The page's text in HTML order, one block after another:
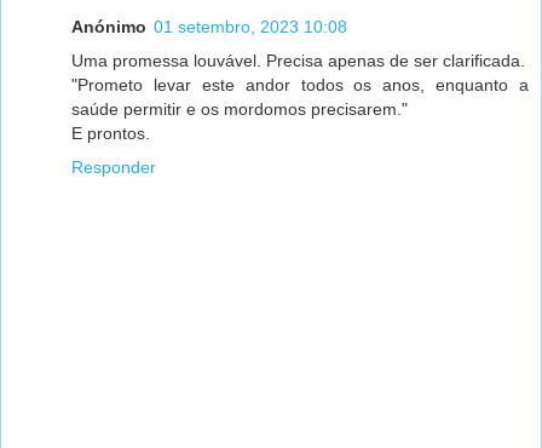
Anónimo 01 setembro, 2023 10:08
Uma promessa louvável. Precisa apenas de ser clarificada.
"Prometo levar este andor todos os anos, enquanto a
saúde permitir e os mordomos precisarem."
E prontos.
Responder